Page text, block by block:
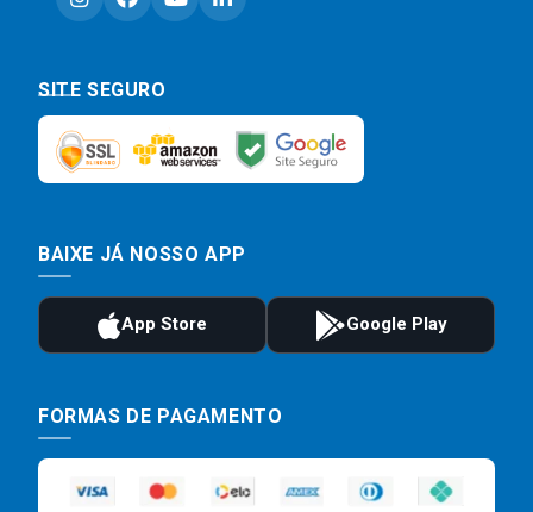
SITE SEGURO
BAIXE JÁ NOSSO APP
FORMAS DE PAGAMENTO